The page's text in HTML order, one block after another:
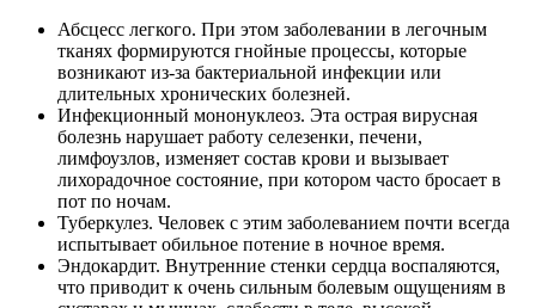
Абсцесс легкого. При этом заболевании в легочным
тканях формируются гнойные процессы, которые
возникают из-за бактериальной инфекции или
длительных хронических болезней.
Инфекционный мононуклеоз. Эта острая вирусная
болезнь нарушает работу селезенки, печени,
лимфоузлов, изменяет состав крови и вызывает
лихорадочное состояние, при котором часто бросает в
пот по ночам.
Туберкулез. Человек с этим заболеванием почти всегда
испытывает обильное потение в ночное время.
Эндокардит. Внутренние стенки сердца воспаляются,
что приводит к очень сильным болевым ощущениям в